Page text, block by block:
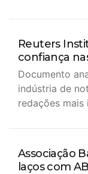
Reuters
confiança
Documento
indústria de
redações mais
Associação
laços com